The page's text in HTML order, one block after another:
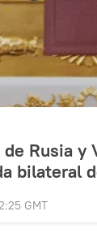
Rusia y
bilateral
GMT